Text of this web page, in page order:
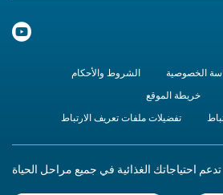
الخصوصية
الشروط والأحكام
خريطة الموقع
تفضيلات ملفات تعريف الارتباط
احتياجاتك الغذائية في جميع مراحل الحياة